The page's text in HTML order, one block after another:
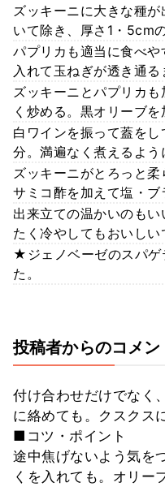
ズッキーニに大きな種
いて除き、厚さ1・5cm
パプリカも適当に食べ
入れて玉ねぎが透き通る
ズッキーニとパプリカ
く炒める。黒オリーブを
白ワインを振って蓋を
分。満遍なく煮えるよう
ズッキーニがとろっと
サミコ酢を加えて塩・ブ
出来立ての温かいのも
たく冷やしてもおいしい
★ジェノベーゼのスパゲ
た。
投稿者からのコメン
付け合わせだけでなく
に絡めても。クスクス
■コツ・ポイント
途中焦げないよう気を
くを入れても。オリー